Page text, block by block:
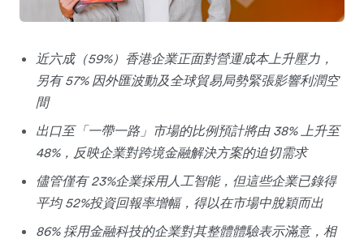
近六成（59%）香港企業正面對營運成本上升壓力，
另有 57% 因外匯波動及全球貿易局勢緊張影響利潤空
間
出口至「一帶一路」市場的比例預計將由 38% 上升至
48%，反映企業對跨境金融解決方案的迫切需求
儘管僅有 23%企業採用人工智能，但這些企業已錄得
平均 52%投資回報率增幅，得以在市場中脫穎而出
86% 採用金融科技的企業對其整體體驗表示滿意，相